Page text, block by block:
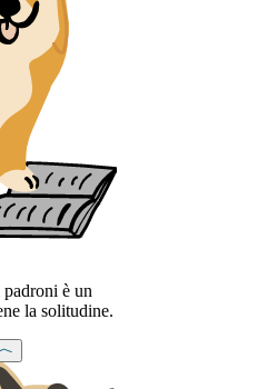
è un
la solitudine.